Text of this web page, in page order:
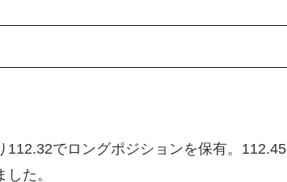
でロングポジションを保有。112.45
た。